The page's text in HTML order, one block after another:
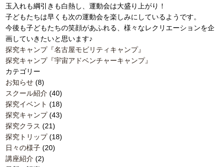
玉入れも綱引きも白熱し、運動会は大盛り上がり！
子どもたちは早くも次の運動会を楽しみにしているようです。
今後も子どもたちの笑顔があふれる、様々なレクリエーションを企
画していきたいと思います♪
探究キャンプ『名古屋モビリティキャンプ』
探究キャンプ『宇宙アドベンチャーキャンプ』
カテゴリー
お知らせ (8)
スクール紹介 (40)
探究イベント (18)
探究キャンプ(43)
探究クラス (21)
探究トリップ(18)
日々の様子 (20)
講座紹介 (2)